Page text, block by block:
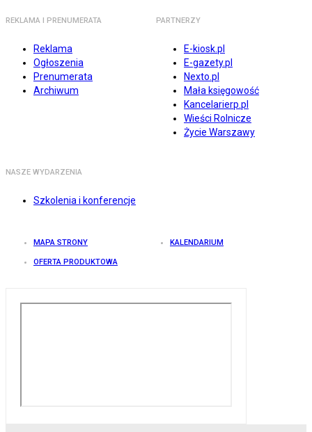
REKLAMA I PRENUMERATA
Reklama
Ogłoszenia
Prenumerata
Archiwum
PARTNERZY
E-kiosk.pl
E-gazety.pl
Nexto.pl
Mała księgowość
Kancelarierp.pl
Wieści Rolnicze
Życie Warszawy
NASZE WYDARZENIA
Szkolenia i konferencje
MAPA STRONY KALENDARIUM
OFERTA PRODUKTOWA